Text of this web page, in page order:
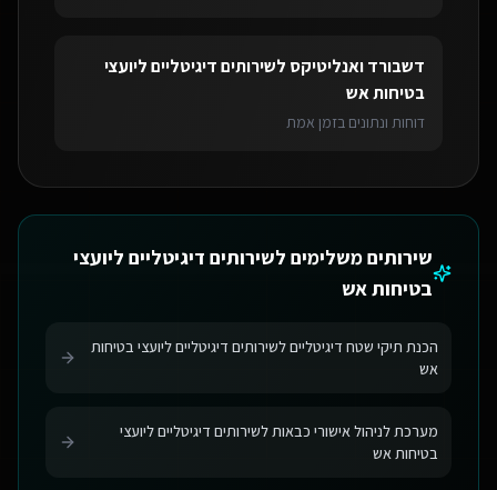
דשבורד ואנליטיקס לשירותים דיגיטליים ליועצי
בטיחות אש
דוחות ונתונים בזמן אמת
שירותים משלימים לשירותים דיגיטליים ליועצי
בטיחות אש
הכנת תיקי שטח דיגיטליים לשירותים דיגיטליים ליועצי בטיחות
אש
מערכת לניהול אישורי כבאות לשירותים דיגיטליים ליועצי
בטיחות אש